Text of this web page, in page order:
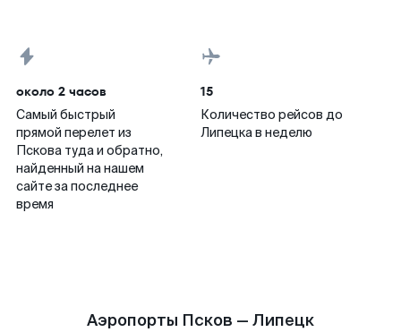
около 2 часов
Самый быстрый
прямой перелет из
Пскова туда и обратно,
найденный на нашем
сайте за последнее
время
15
Количество рейсов до
Липецка в неделю
Аэропорты Псков — Липецк